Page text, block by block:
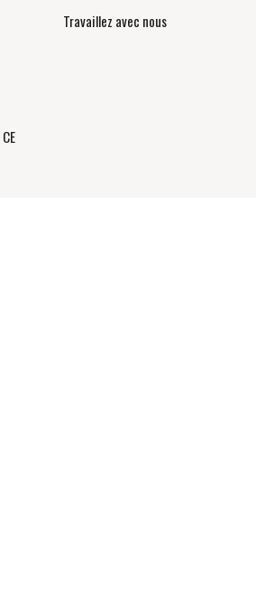
Travaillez avec nous
CE